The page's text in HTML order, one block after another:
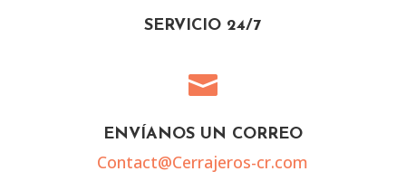
SERVICIO 24/7

ENVÍANOS UN CORREO
Contact@Cerrajeros-cr.com